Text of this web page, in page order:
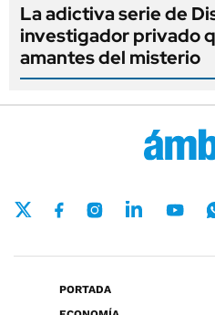
La adictiva serie de
investigador privado
amantes del misterio
PORTADA